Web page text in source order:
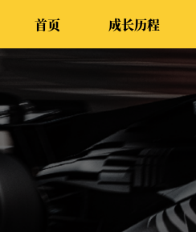
首页 成长历程